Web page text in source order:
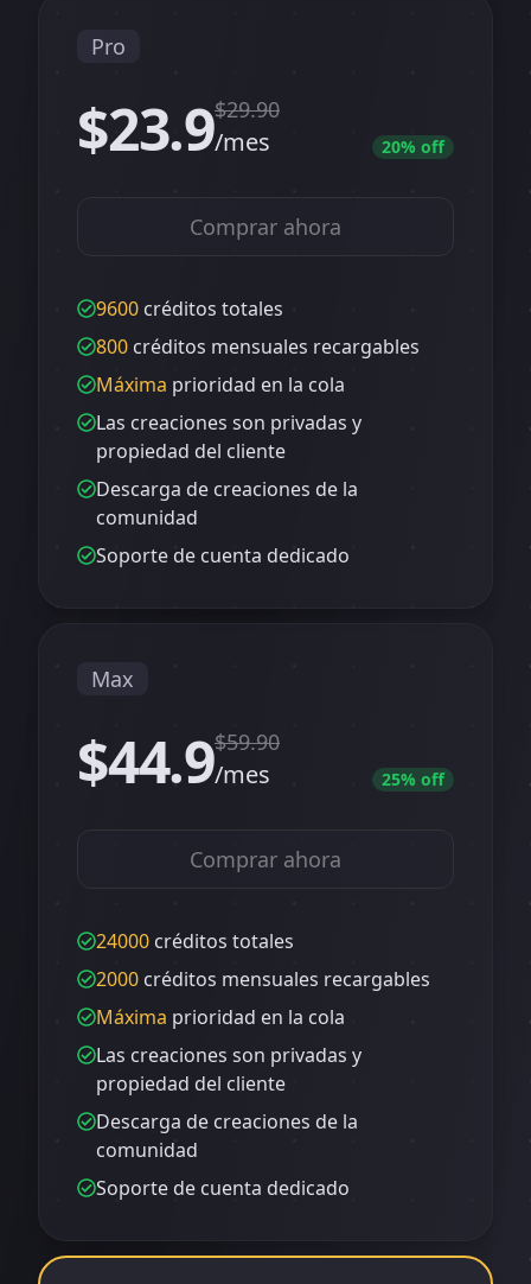
Pro
$23.9/mes
$29.90
20% off
Comprar ahora
9600 créditos totales
800 créditos mensuales recargables
Máxima prioridad en la cola
Las creaciones son privadas y
propiedad del cliente
Descarga de creaciones de la
comunidad
Soporte de cuenta dedicado
Max
$44.9/mes
$59.90
25% off
Comprar ahora
24000 créditos totales
2000 créditos mensuales recargables
Máxima prioridad en la cola
Las creaciones son privadas y
propiedad del cliente
Descarga de creaciones de la
comunidad
Soporte de cuenta dedicado